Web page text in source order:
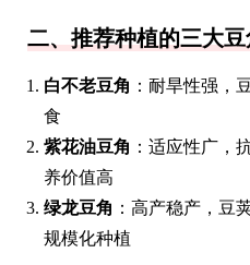
二、推荐种植的三大
白不老豆角 ：耐旱性强，
食
紫花油豆角 ：适应性广，
养价值高
绿龙豆角 ：高产稳产，豆
规模化种植